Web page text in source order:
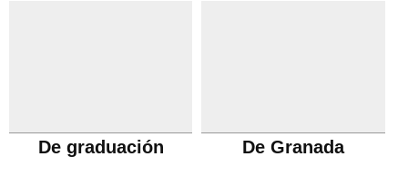
De graduación De Granada